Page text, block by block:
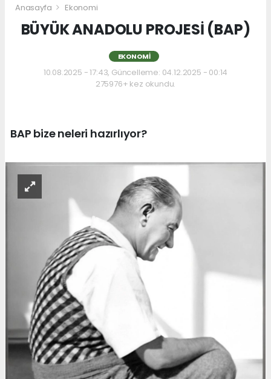
Anasayfa Ekonomi
BÜYÜK ANADOLU PROJESİ (BAP)
EKONOMI
10.08.2025 - 17:43, Güncelleme: 04.12.2025 - 00:14
275976+ kez okundu.
BAP bize neleri hazırlıyor?